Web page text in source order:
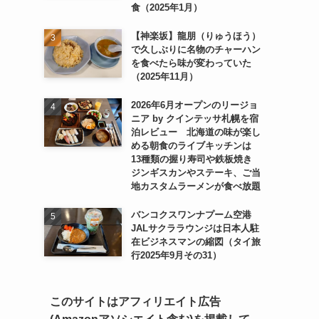
食（2025年1月）
【神楽坂】龍朋（りゅうほう）
で久しぶりに名物のチャーハン
を食べたら味が変わっていた
（2025年11月）
2026年6月オープンのリージョ
ニア by クインテッサ札幌を宿
泊レビュー 北海道の味が楽し
める朝食のライブキッチンは
13種類の握り寿司や鉄板焼き
ジンギスカンやステーキ、ご当
地カスタムラーメンが食べ放題
バンコクスワンナプーム空港
JALサクララウンジは日本人駐
在ビジネスマンの縮図（タイ旅
行2025年9月その31）
このサイトはアフィリエイト広告